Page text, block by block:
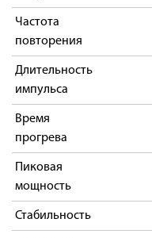
Частота
повторения
Длительность
импульса
Время
прогрева
Пиковая
мощность
Стабильность